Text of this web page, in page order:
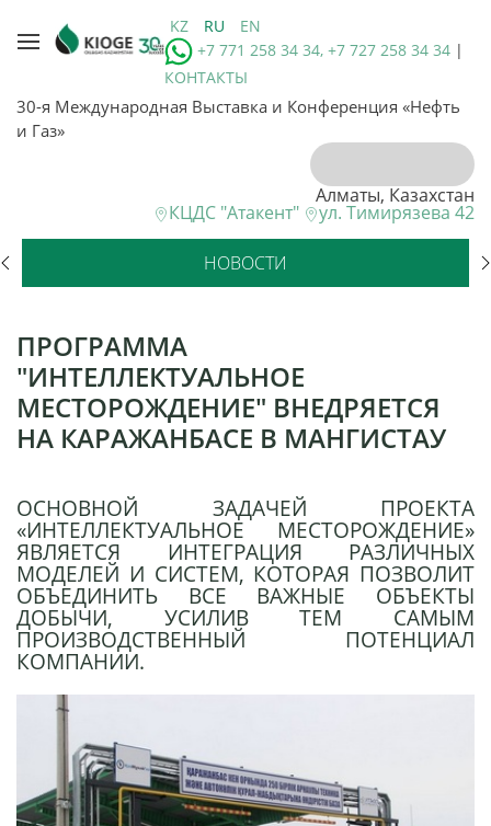
KZ RU
EN
+7 771 258 34 34, +7 727 258 34 34 |
КОНТАКТЫ
30-я Международная Выставка и Конференция «Нефть
и Газ»
Алматы, Казахстан
КЦДС "Атакент" ул. Тимирязева 42
НОВОСТИ
ПРОГРАММА
″ИНТЕЛЛЕКТУАЛЬНОЕ
МЕСТОРОЖДЕНИЕ″ ВНЕДРЯЕТСЯ
НА КАРАЖАНБАСЕ В МАНГИСТАУ
ОСНОВНОЙ ЗАДАЧЕЙ ПРОЕКТА
«ИНТЕЛЛЕКТУАЛЬНОЕ МЕСТОРОЖДЕНИЕ»
ЯВЛЯЕТСЯ ИНТЕГРАЦИЯ РАЗЛИЧНЫХ
МОДЕЛЕЙ И СИСТЕМ, КОТОРАЯ ПОЗВОЛИТ
ОБЪЕДИНИТЬ ВСЕ ВАЖНЫЕ ОБЪЕКТЫ
ДОБЫЧИ, УСИЛИВ ТЕМ САМЫМ
ПРОИЗВОДСТВЕННЫЙ ПОТЕНЦИАЛ
КОМПАНИИ.